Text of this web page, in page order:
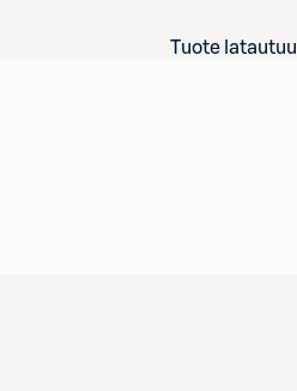
Tuote latautuu